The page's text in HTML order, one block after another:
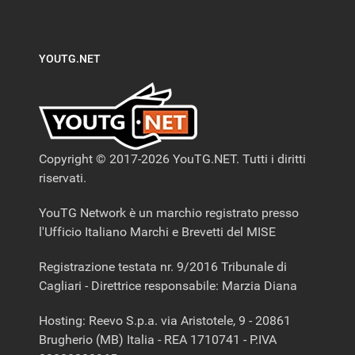
YOUTG.NET
Copyright © 2017-2026 YouTG.NET. Tutti i diritti
riservati.
YouTG Network è un marchio registrato presso
l'Ufficio Italiano Marchi e Brevetti del MISE
Registrazione testata nr. 9/2016 Tribunale di
Cagliari - Direttrice responsabile: Marzia Diana
Hosting: Reevo S.p.a. via Aristotele, 9 - 20861
Brugherio (MB) Italia - REA 1710741 - P.IVA